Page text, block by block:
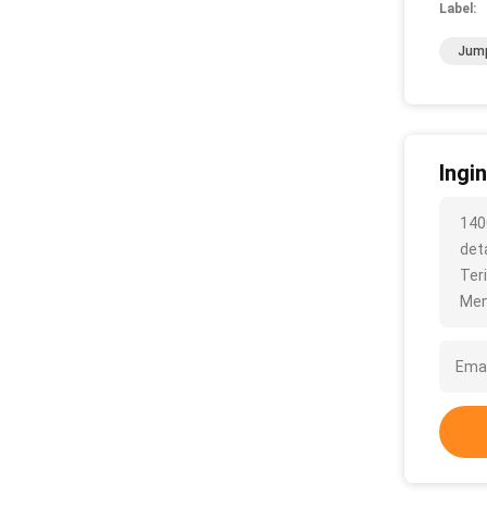
Label: